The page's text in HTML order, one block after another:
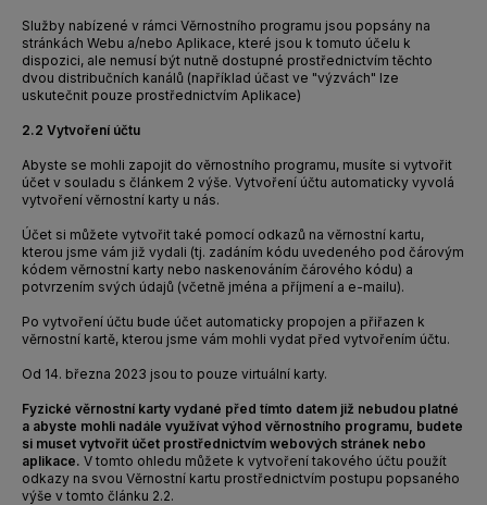
Služby nabízené v rámci Věrnostního programu jsou popsány na
stránkách Webu a/nebo Aplikace, které jsou k tomuto účelu k
dispozici, ale nemusí být nutně dostupné prostřednictvím těchto
dvou distribučních kanálů (například účast ve "výzvách" lze
uskutečnit pouze prostřednictvím Aplikace)
2.2 Vytvoření účtu
Abyste se mohli zapojit do věrnostního programu, musíte si vytvořit
účet v souladu s článkem 2 výše. Vytvoření účtu automaticky vyvolá
vytvoření věrnostní karty u nás.
Účet si můžete vytvořit také pomocí odkazů na věrnostní kartu,
kterou jsme vám již vydali (tj. zadáním kódu uvedeného pod čárovým
kódem věrnostní karty nebo naskenováním čárového kódu) a
potvrzením svých údajů (včetně jména a příjmení a e-mailu).
Po vytvoření účtu bude účet automaticky propojen a přiřazen k
věrnostní kartě, kterou jsme vám mohli vydat před vytvořením účtu.
Od 14. března 2023 jsou to pouze virtuální karty.
Fyzické věrnostní karty vydané před tímto datem již nebudou platné
a abyste mohli nadále využívat výhod věrnostního programu, budete
si muset vytvořit účet prostřednictvím webových stránek nebo
aplikace. V tomto ohledu můžete k vytvoření takového účtu použít
odkazy na svou Věrnostní kartu prostřednictvím postupu popsaného
výše v tomto článku 2.2.